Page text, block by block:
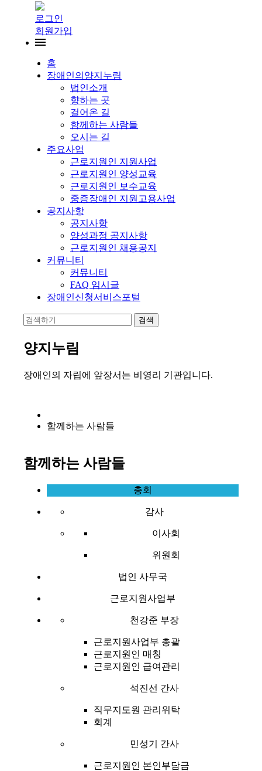
로그인
회원가입
홈
장애인의양지누림
법인소개
향하는 곳
걸어온 길
함께하는 사람들
오시는 길
주요사업
근로지원인 지원사업
근로지원인 양성교육
근로지원인 보수교육
중증장애인 지원고용사업
공지사항
공지사항
양성과정 공지사항
근로지원인 채용공지
커뮤니티
커뮤니티
FAQ 임시글
장애인신청서비스포털
양지누림
장애인의 자립에 앞장서는 비영리 기관입니다.
함께하는 사람들
함께하는 사람들
총회
감사
이사회
위원회
법인 사무국
근로지원사업부
천강준 부장
근로지원사업부 총괄
근로지원인 매칭
근로지원인 급여관리
석진선 간사
직무지도원 관리위탁
회계
민성기 간사
근로지원인 본인부담금